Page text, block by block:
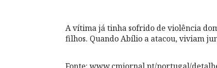
A vítima já tinha sofrido de violência
filhos. Quando Abílio a atacou, viviam